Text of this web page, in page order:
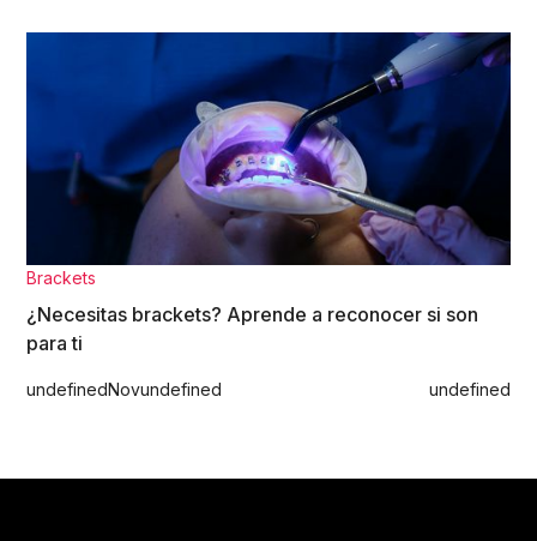
Brackets
¿Necesitas brackets? Aprende a reconocer si son
para ti
undefinedNovundefined undefined